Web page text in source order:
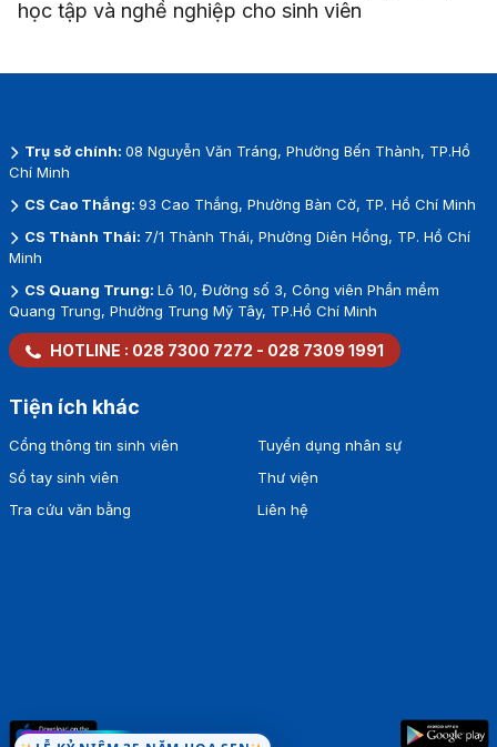
học tập và nghề nghiệp cho sinh viên
Trụ sở chính: 08 Nguyễn Văn Tráng, Phường Bến Thành, TP.Hồ
Chí Minh
CS Cao Thắng: 93 Cao Thắng, Phường Bàn Cờ, TP. Hồ Chí Minh
CS Thành Thái: 7/1 Thành Thái, Phường Diên Hồng, TP. Hồ Chí
Minh
CS Quang Trung: Lô 10, Đường số 3, Công viên Phần mềm
Quang Trung, Phường Trung Mỹ Tây, TP.Hồ Chí Minh
HOTLINE : 028 7300 7272 - 028 7309 1991
Tiện ích khác
Cổng thông tin sinh viên
Sổ tay sinh viên
Tra cứu văn bằng
Tuyển dụng nhân sự
Thư viện
Liên hệ